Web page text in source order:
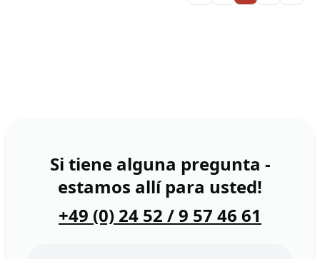
Si tiene alguna pregunta -
estamos allí para usted!
+49 (0) 24 52 / 9 57 46 61